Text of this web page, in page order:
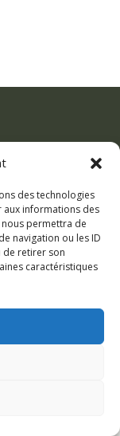
des technologies
aux informations des
permettra de
navigation ou les ID
de retirer son
caractéristiques
c’est l’art
faire un